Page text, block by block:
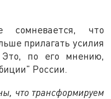
сомневается, что
прилагать усилия
по его мнению,
России.
что трансформируем